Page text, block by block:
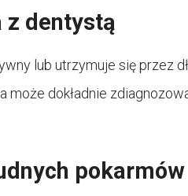
z dentystą
lub utrzymuje się przez
może dokładnie
pokarmów